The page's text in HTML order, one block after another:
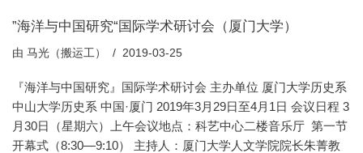
”海洋与中国研究“国际学术研讨会（厦门大学）
由 马光（搬运工） 2019-03-25
『海洋与中国研究』国际学术研讨会 主办单位 厦门大学历史系
中山大学历史系 中国·厦门 2019年3月29日至4月1日 会议日程 3
月30日（星期六）上午会议地点：科艺中心二楼音乐厅 第一节
开幕式（8:30—9:10） 主持人：厦门大学人文学院院长朱菁教